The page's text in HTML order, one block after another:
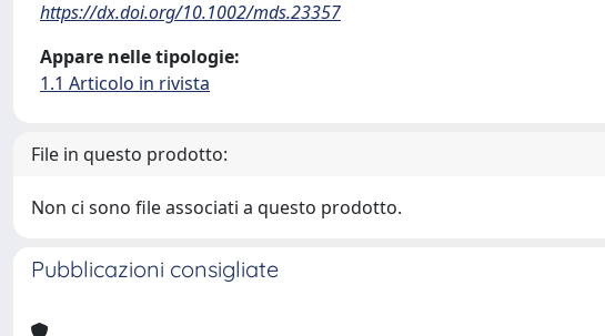
https://dx.doi.org/10.1002/mds.23357
Appare nelle tipologie:
1.1 Articolo in rivista
File in questo prodotto:
Non ci sono file associati a questo prodotto.
Pubblicazioni consigliate